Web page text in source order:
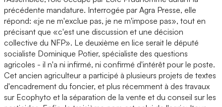
précédente mandature. Interrogée par Agra Presse, elle
répond: «je ne m'exclue pas, je ne m'impose pas», tout en
précisant que «c'est une discussion et une décision
collective du NFP». Le deuxième en lice serait le député
socialiste Dominique Potier, spécialiste des questions
agricoles - il n'a ni infirmé, ni confirmé d'intérêt pour le poste.
Cet ancien agriculteur a participé à plusieurs projets de textes
d'encadrement du foncier, et plus récemment à des travaux
sur Ecophyto et la séparation de la vente et du conseil sur les